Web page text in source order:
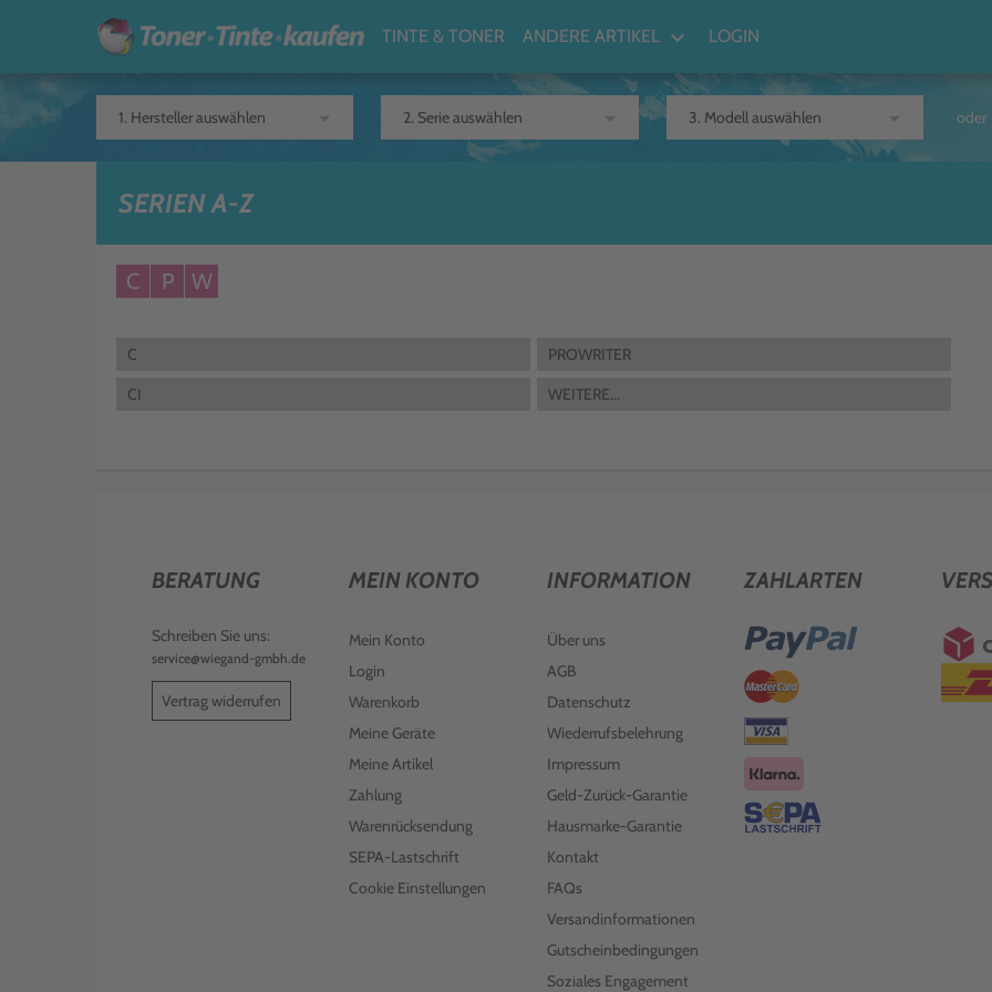
TINTE & TONER ANDERE ARTIKEL keyboard_arrow_down LOGIN
oder
SERIEN A-Z
C P W
C
CI
PROWRITER
WEITERE...
BERATUNG
Schreiben Sie uns:
service@wiegand-gmbh.de
Vertrag widerrufen
MEIN KONTO
Mein Konto
Login
Warenkorb
Meine Geräte
Meine Artikel
Zahlung
Warenrücksendung
SEPA-Lastschrift
Cookie Einstellungen
INFORMATION
Über uns
AGB
Datenschutz
Wiederrufsbelehrung
Impressum
Geld-Zurück-Garantie
Hausmarke-Garantie
Kontakt
FAQs
Versandinformationen
Gutscheinbedingungen
Soziales Engagement
ZAHLARTEN